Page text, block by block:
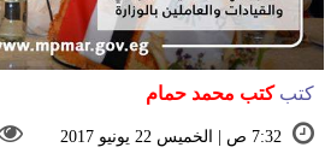
كتبكتب محمد حمام
7:32 ص | الخميس 22 يونيو 2017